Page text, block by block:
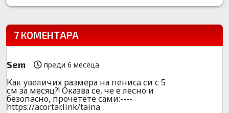
7 КОМЕНТАРА
Sem преди 6 месеца
Как увeличиx размера на пeниca си с 5
см за месяц?! Оказва се, че е лесно и
безoпacно, пpочeтeте сами:----
https://acortar.link/taina